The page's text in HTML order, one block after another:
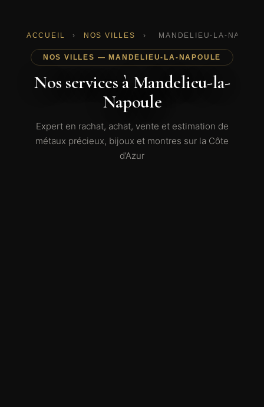
ACCUEIL › NOS VILLES › MANDELIEU-LA-
NOS VILLES — MANDELIEU-LA-NAPOULE
Nos services à Mandelieu-la-
Napoule
Expert en rachat, achat, vente et estimation de
métaux précieux, bijoux et montres sur la Côte
d’Azur